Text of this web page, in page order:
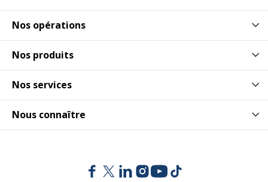
Nos opérations
Nos produits
Nos services
Nous connaître